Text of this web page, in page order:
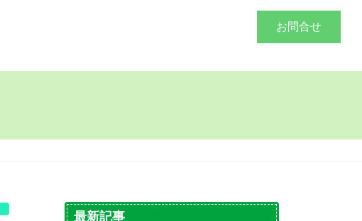
お問合せ
最新記事